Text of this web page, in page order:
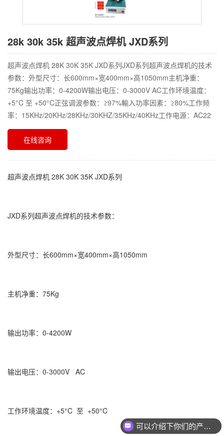
28k 30k 35k 超声波点焊机 JXD系列
超声波点焊机 28K 30K 35K JXD系列JXD系列超声波点焊机的技术
参数：外型尺寸：长600mm×宽400mm×高1050mm主机净重：
75Kg输出功率：0-4200W输出电压：0-3000V AC工作环境温度：
+5°C 至 +50°C正弦调波参数：≥97%輸入功率因素：≥80%工作频
率：15KHz/20KHz/28KHz/30KHZ/35KHz/40KHz工作电源：AC22
在线咨询
超声波点焊机 28K 30K 35K JXD系列
JXD系列超声波点焊机的技术参数：
外型尺寸：长600mm×宽400mm×高1050mm
主机净重：75Kg
输出功率：0-4200W
输出电压：0-3000V AC
工作环境温度：+5°C 至 +50°C